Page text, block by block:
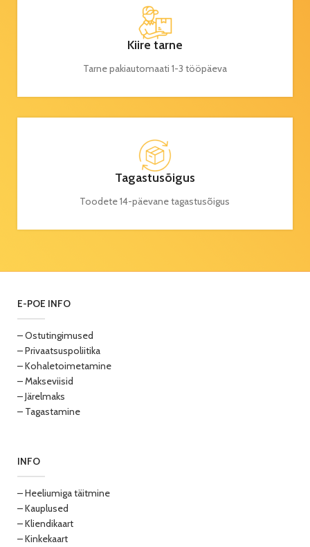
Kiire tarne
Tarne pakiautomaati 1-3 tööpäeva
Tagastusõigus
Toodete 14-päevane tagastusõigus
E-POE INFO
– Ostutingimused
– Privaatsuspoliitika
– Kohaletoimetamine
– Makseviisid
– Järelmaks
– Tagastamine
INFO
– Heeliumiga täitmine
– Kauplused
– Kliendikaart
– Kinkekaart